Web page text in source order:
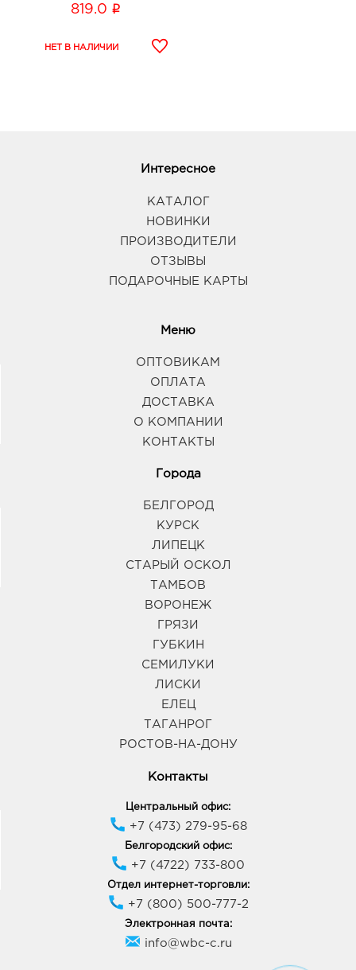
819.0 i
Интересное
КАТАЛОГ
НОВИНКИ
ПРОИЗВОДИТЕЛИ
ОТЗЫВЫ
ПОДАРОЧНЫЕ КАРТЫ
Меню
ОПТОВИКАМ
ОПЛАТА
ДОСТАВКА
О КОМПАНИИ
КОНТАКТЫ
Города
БЕЛГОРОД
КУРСК
ЛИПЕЦК
СТАРЫЙ ОСКОЛ
ТАМБОВ
ВОРОНЕЖ
ГРЯЗИ
ГУБКИН
СЕМИЛУКИ
ЛИСКИ
ЕЛЕЦ
ТАГАНРОГ
РОСТОВ-НА-ДОНУ
Контакты
Центральный офис:
+7 (473) 279-95-68
Белгородский офис:
+7 (4722) 733-800
Отдел интернет-торговли:
+7 (800) 500-777-2
Электронная почта:
info@wbc-c.ru